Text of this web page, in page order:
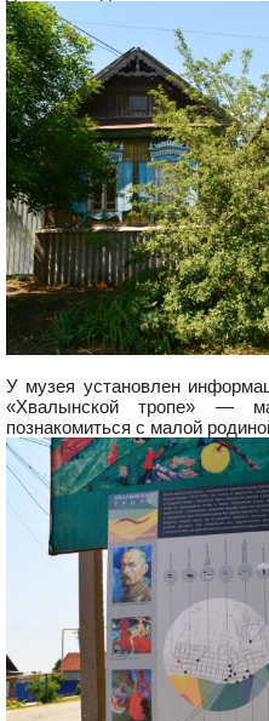
У музея установлен
«Хвалынской тропе» —
познакомиться с малой